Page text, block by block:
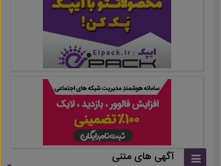
آگهی های متنی